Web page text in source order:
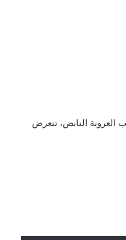
العروبة النابض، تتعرض